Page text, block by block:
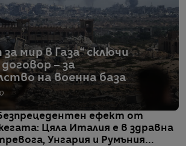
мир в Газа“ сключи
– за
на военна база
ефект от
Цяла Италия е в здравна
Унгария и Румъния